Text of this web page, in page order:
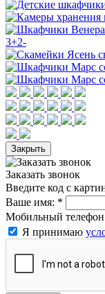
Закрыть
Заказать звонок
Введите код с
Ваше имя: *
Мобильный
Я принимаю